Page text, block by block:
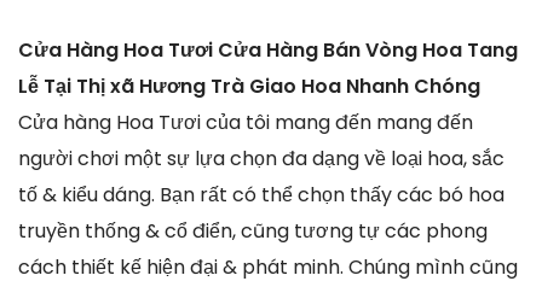
Cửa Hàng Hoa Tươi Cửa Hàng Bán Vòng Hoa Tang
Lễ Tại Thị xã Hương Trà Giao Hoa Nhanh Chóng
Cửa hàng Hoa Tươi của tôi mang đến mang đến
người chơi một sự lựa chọn đa dạng về loại hoa, sắc
tố & kiểu dáng. Bạn rất có thể chọn thấy các bó hoa
truyền thống & cổ điển, cũng tương tự các phong
cách thiết kế hiện đại & phát minh. Chúng mình cũng